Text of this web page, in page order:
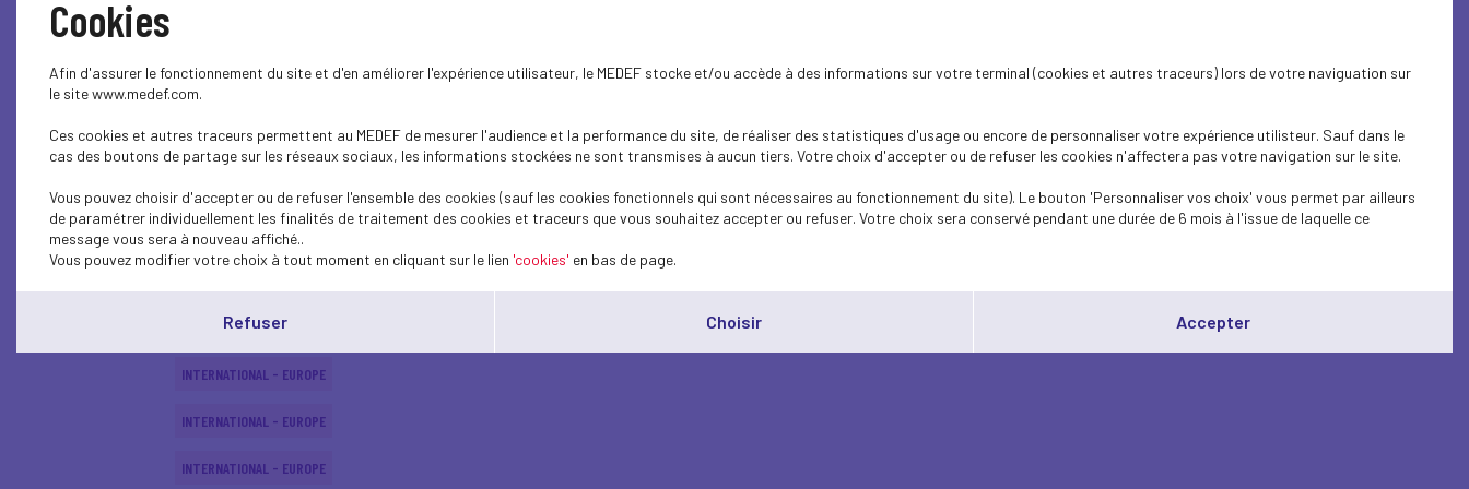
ECONOMY
ECONOMY
ECONOMY
INTERNATIONAL - EUROPE
INTERNATIONAL - EUROPE
INTERNATIONAL - EUROPE
INTERNATIONAL - EUROPE
Cookies
Afin d'assurer le fonctionnement du site et d'en améliorer l'expérience utilisateur, le MEDEF stocke et/ou accède à des informations sur votre terminal (cookies et autres traceurs) lors de votre naviguation sur
le site www.medef.com.
Ces cookies et autres traceurs permettent au MEDEF de mesurer l'audience et la performance du site, de réaliser des statistiques d'usage ou encore de personnaliser votre expérience utilisteur. Sauf dans le
cas des boutons de partage sur les réseaux sociaux, les informations stockées ne sont transmises à aucun tiers. Votre choix d'accepter ou de refuser les cookies n'affectera pas votre navigation sur le site.
Vous pouvez choisir d'accepter ou de refuser l'ensemble des cookies (sauf les cookies fonctionnels qui sont nécessaires au fonctionnement du site). Le bouton 'Personnaliser vos choix' vous permet par ailleurs
de paramétrer individuellement les finalités de traitement des cookies et traceurs que vous souhaitez accepter ou refuser. Votre choix sera conservé pendant une durée de 6 mois à l'issue de laquelle ce
message vous sera à nouveau affiché..
Vous pouvez modifier votre choix à tout moment en cliquant sur le lien 'cookies' en bas de page.
Refuser Choisir Accepter